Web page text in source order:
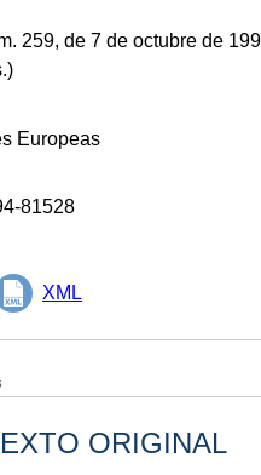
259, de 7 de octubre de
)
Europeas
81528
XML
ORIGINAL